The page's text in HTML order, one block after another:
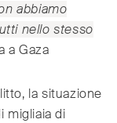
abbiamo
nello stesso
a Gaza
la situazione
migliaia di